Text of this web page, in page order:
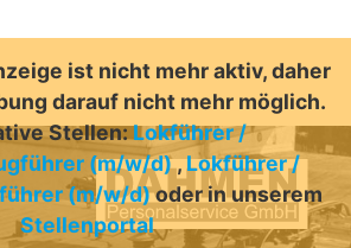
ist nicht mehr aktiv, daher
darauf nicht mehr möglich.
Stellen:Lokführer /
(m/w/d),Lokführer /
(m/w/d)oder in unserem
Stellenportal